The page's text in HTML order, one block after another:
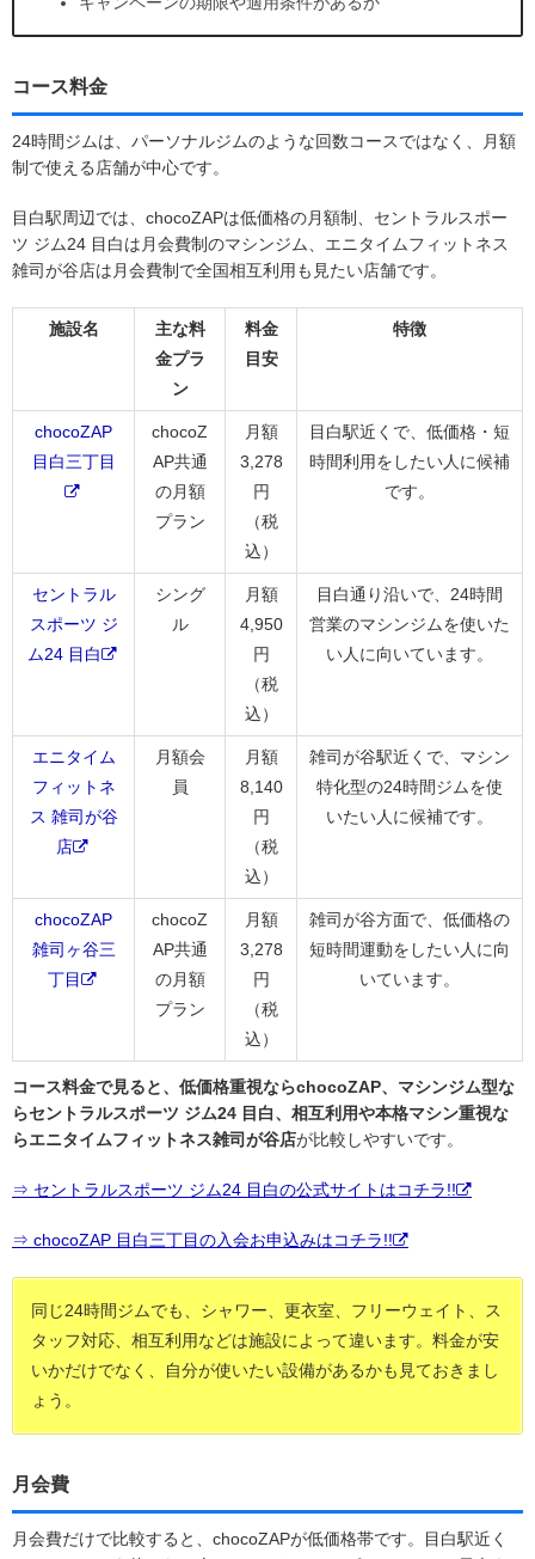
コース料金
24時間ジムは、パーソナルジムのような回数コースではなく、月額
制で使える店舗が中心です。
目白駅周辺では、chocoZAPは低価格の月額制、セントラルスポー
ツ ジム24 目白は月会費制のマシンジム、エニタイムフィットネス
雑司が谷店は月会費制で全国相互利用も見たい店舗です。
施設名
主な料
金プラ
ン
料金
目安
特徴
chocoZAP
目白三丁目
chocoZ
AP共通
の月額
プラン
月額
3,278
円
（税
込）
目白駅近くで、低価格・短
時間利用をしたい人に候補
です。
セントラル
スポーツ ジ
ム24 目白
シング
ル
月額
4,950
円
（税
込）
目白通り沿いで、24時間
営業のマシンジムを使いた
い人に向いています。
エニタイム
フィットネ
ス 雑司が谷
店
月額会
員
月額
8,140
円
（税
込）
雑司が谷駅近くで、マシン
特化型の24時間ジムを使
いたい人に候補です。
chocoZAP
雑司ヶ谷三
丁目
chocoZ
AP共通
の月額
プラン
月額
3,278
円
（税
込）
雑司が谷方面で、低価格の
短時間運動をしたい人に向
いています。
コース料金で見ると、低価格重視ならchocoZAP、マシンジム型な
らセントラルスポーツ ジム24 目白、相互利用や本格マシン重視な
らエニタイムフィットネス雑司が谷店が比較しやすいです。
⇒ セントラルスポーツ ジム24 目白の公式サイトはコチラ!!
⇒ chocoZAP 目白三丁目の入会お申込みはコチラ!!
同じ24時間ジムでも、シャワー、更衣室、フリーウェイト、ス
タッフ対応、相互利用などは施設によって違います。料金が安
いかだけでなく、自分が使いたい設備があるかも見ておきまし
ょう。
月会費
月会費だけで比較すると、chocoZAPが低価格帯です。目白駅近く